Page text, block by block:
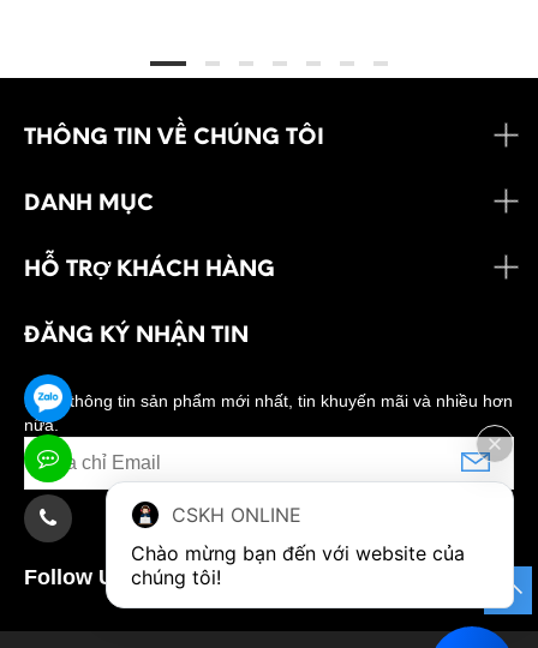
THÔNG TIN VỀ CHÚNG TÔI
DANH MỤC
HỖ TRỢ KHÁCH HÀNG
ĐĂNG KÝ NHẬN TIN
Nhận thông tin sản phẩm mới nhất, tin khuyến mãi và nhiều hơn
nữa.
Follow Us:
CSKH ONLINE
Chào mừng bạn đến với website của
chúng tôi!